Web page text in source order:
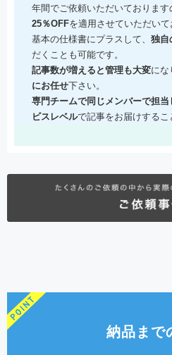
年間でご依頼いただいております
25％OFFを適用させていただいて
基本の仕様書にプラスして、 独自
だくことも可能です。
記事数が増えると管理も大変にな
にお任せ下さい。
専門チームで同じメンバーで担
ビスレベルで記事をお届けするこ
納品まで